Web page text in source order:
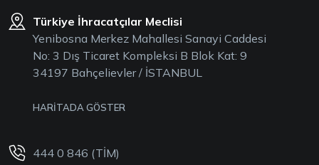
Türkiye İhracatçılar Meclisi
Yenibosna Merkez Mahallesi Sanayi Caddesi
No: 3 Dış Ticaret Kompleksi B Blok Kat: 9
34197 Bahçelievler / İSTANBUL
HARİTADA GÖSTER
444 0 846 (TİM)